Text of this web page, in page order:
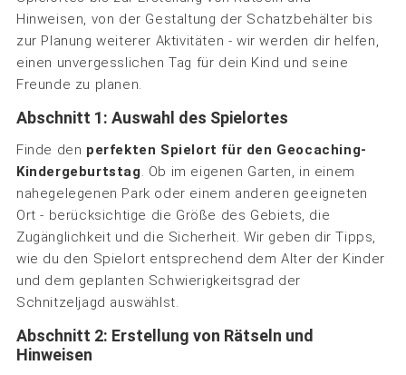
Hinweisen, von der Gestaltung der Schatzbehälter bis
zur Planung weiterer Aktivitäten - wir werden dir helfen,
einen unvergesslichen Tag für dein Kind und seine
Freunde zu planen.
Abschnitt 1: Auswahl des Spielortes
Finde den perfekten Spielort für den Geocaching-
Kindergeburtstag . Ob im eigenen Garten, in einem
nahegelegenen Park oder einem anderen geeigneten
Ort - berücksichtige die Größe des Gebiets, die
Zugänglichkeit und die Sicherheit. Wir geben dir Tipps,
wie du den Spielort entsprechend dem Alter der Kinder
und dem geplanten Schwierigkeitsgrad der
Schnitzeljagd auswählst.
Abschnitt 2: Erstellung von Rätseln und
Hinweisen